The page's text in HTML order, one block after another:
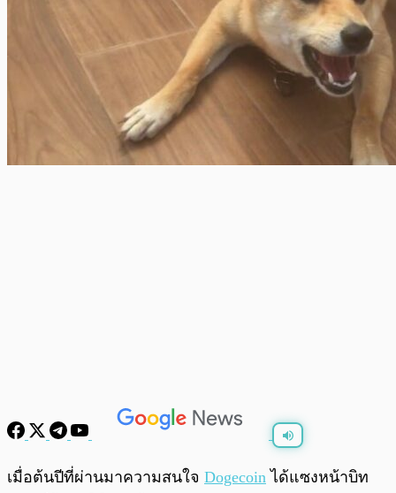
พร้อมเล่น /0:00
เมื่อต้นปีที่ผ่านมาความสนใจ Dogecoin ได้แซงหน้าบิท